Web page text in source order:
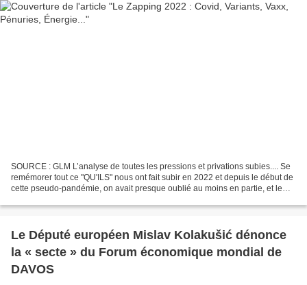
SOURCE : GLM L’analyse de toutes les pressions et privations subies.... Se
remémorer tout ce "QU'ILS" nous ont fait subir en 2022 et depuis le début de
cette pseudo-pandémie, on avait presque oublié au moins en partie, et le
Le Député européen Mislav Kolakušić dénonce
la « secte » du Forum économique mondial de
DAVOS